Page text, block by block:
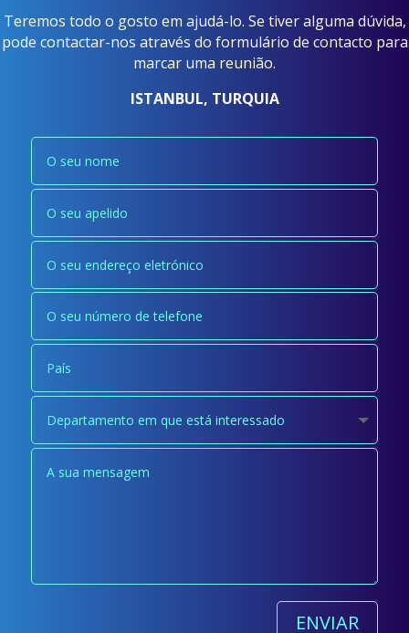
Teremos todo o gosto em ajudá-lo. Se tiver alguma dúvida,
pode contactar-nos através do formulário de contacto para
marcar uma reunião.
ISTANBUL, TURQUIA
ENVIAR